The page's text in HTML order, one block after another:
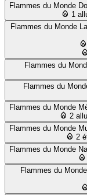
Flammes du Monde
1
Flammes du Monde
Flammes du
Flammes du
Flammes du Monde
2
Flammes du Monde
2
Flammes du Monde
Flammes du